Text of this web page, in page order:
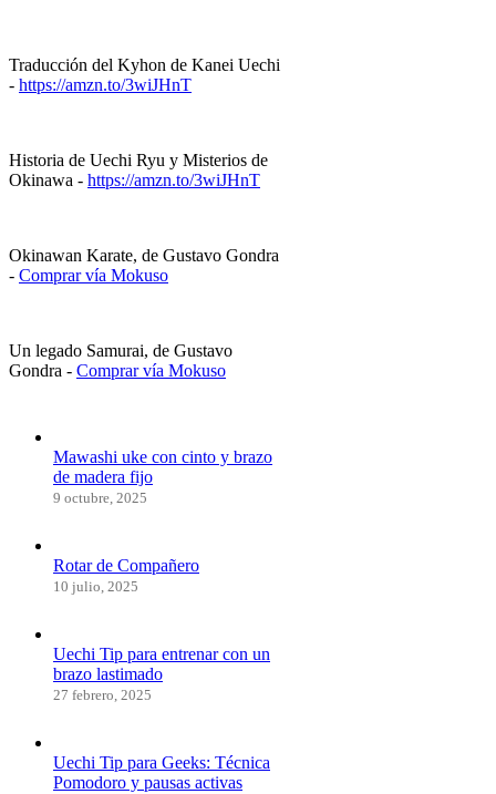
Traducción del Kyhon de Kanei Uechi
- https://amzn.to/3wiJHnT
Historia de Uechi Ryu y Misterios de
Okinawa - https://amzn.to/3wiJHnT
Okinawan Karate, de Gustavo Gondra
- Comprar vía Mokuso
Un legado Samurai, de Gustavo
Gondra - Comprar vía Mokuso
Mawashi uke con cinto y brazo
de madera fijo
9 octubre, 2025
Rotar de Compañero
10 julio, 2025
Uechi Tip para entrenar con un
brazo lastimado
27 febrero, 2025
Uechi Tip para Geeks: Técnica
Pomodoro y pausas activas